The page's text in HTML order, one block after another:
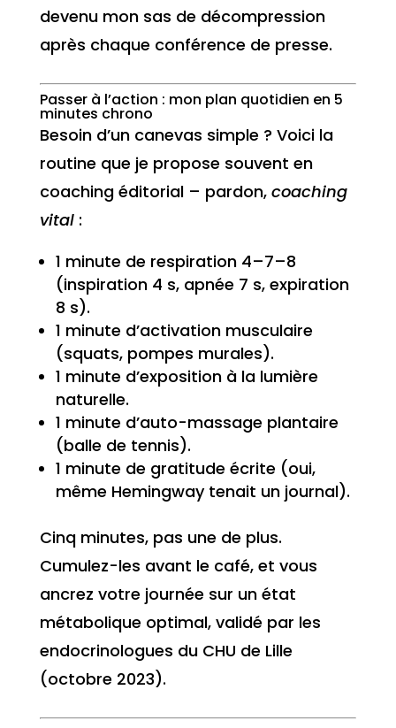
devenu mon sas de décompression
après chaque conférence de presse.
Passer à l’action : mon plan quotidien en 5
minutes chrono
Besoin d’un canevas simple ? Voici la
routine que je propose souvent en
coaching éditorial – pardon, coaching
vital:
1 minute de respiration 4–7–8
(inspiration 4 s, apnée 7 s, expiration
8 s).
1 minute d’activation musculaire
(squats, pompes murales).
1 minute d’exposition à la lumière
naturelle.
1 minute d’auto-massage plantaire
(balle de tennis).
1 minute de gratitude écrite (oui,
même Hemingway tenait un journal).
Cinq minutes, pas une de plus.
Cumulez-les avant le café, et vous
ancrez votre journée sur un état
métabolique optimal, validé par les
endocrinologues du CHU de Lille
(octobre 2023).